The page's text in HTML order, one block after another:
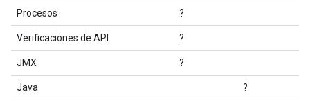
Procesos ?
Verificaciones de API ?
JMX ?
Java ?